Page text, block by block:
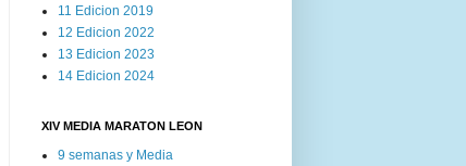
11 Edicion 2019
12 Edicion 2022
13 Edicion 2023
14 Edicion 2024
XIV MEDIA MARATON LEON
9 semanas y Media